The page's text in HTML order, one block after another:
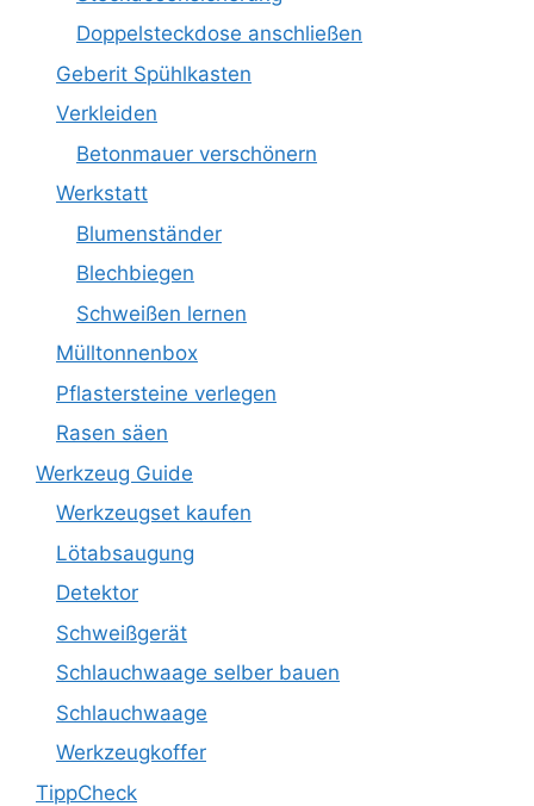
Doppelsteckdose anschließen
Geberit Spühlkasten
Verkleiden
Betonmauer verschönern
Werkstatt
Blumenständer
Blechbiegen
Schweißen lernen
Mülltonnenbox
Pflastersteine verlegen
Rasen säen
Werkzeug Guide
Werkzeugset kaufen
Lötabsaugung
Detektor
Schweißgerät
Schlauchwaage selber bauen
Schlauchwaage
Werkzeugkoffer
TippCheck